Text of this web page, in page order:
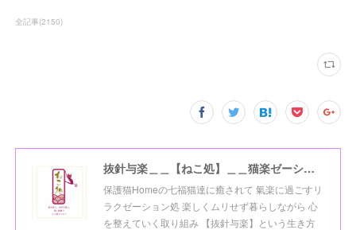
全記事(2150)
抜針与楽＿＿【ねこ処】＿＿猫楽ゼーションHome☆
保護猫Homeの七福猫達に癒されて 氣楽に過ごすリ
ラクゼーション処 楽しくムリせず暮らしながら 心
を整えていく取り組み 【抜針与楽】という生き方